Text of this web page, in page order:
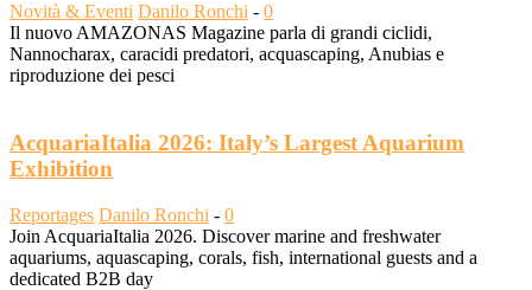
Novità & Eventi Danilo Ronchi - 0
Il nuovo AMAZONAS Magazine parla di grandi ciclidi,
Nannocharax, caracidi predatori, acquascaping, Anubias e
riproduzione dei pesci
AcquariaItalia 2026: Italy’s Largest Aquarium
Exhibition
Reportages Danilo Ronchi - 0
Join AcquariaItalia 2026. Discover marine and freshwater
aquariums, aquascaping, corals, fish, international guests and a
dedicated B2B day